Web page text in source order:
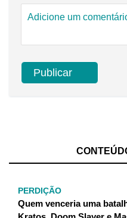
PERDIÇÃO
Quem venceria uma